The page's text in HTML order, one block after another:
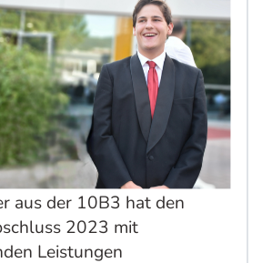
aus der 10B3 hat den
2023 mit
Leistungen